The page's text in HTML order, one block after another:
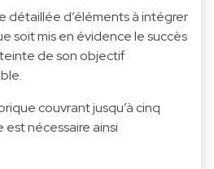
détaillée d’éléments à intégrer
soit mis en évidence le succès
de son objectif
couvrant jusqu’à cinq
nécessaire ainsi